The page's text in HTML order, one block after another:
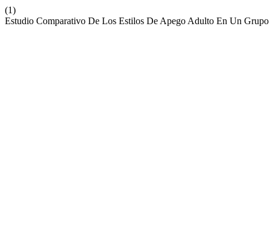
(1)
Estudio Comparativo De Los Estilos De Apego Adulto En Un